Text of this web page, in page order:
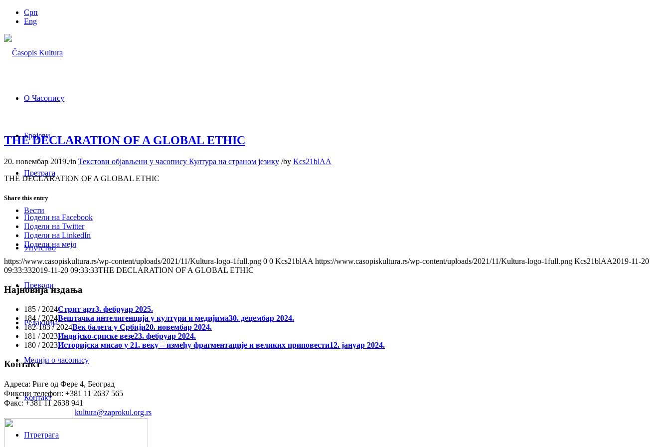
Срп
Eng
О Часопису
Бројеви
Претрага
Вести
Упутство
Преводи
Редакција
Медији о часопису
Контакт
Птретрага
THE DECLARATION OF A GLOBAL ETHIC
20. новембар 2019./in Текстови објављени у часопису Култура на страном језику /by Kcs21blAA
THE DECLARATION OF A GLOBAL ETHIC
Share this entry
Подели на Facebook
Подели на Twitter
Подели на LinkedIn
Подели на мејл
https://www.casopiskultura.rs/wp-content/uploads/2021/11/Kultura-logo-1full.png 0 0 Kcs21blAA https://www.casopiskultura.rs/wp-content/uploads/2021/11/Kultura-logo-1full.png Kcs21blAA2019-11-20
09:33:332019-11-20 09:33:33THE DECLARATION OF A GLOBAL ETHIC
Најновија издања
185 / 2024Стрит арт3. фебруар 2025.
184 / 2024Вештачка интелигенција у култури и медијима30. децембар 2024.
182-183 / 2024Век балета у Србији20. новембар 2024.
181 / 2023Индијско-српске везе23. фебруар 2024.
180 / 2023Историјска мисао у 21. веку – између фрагментације и великих приповести12. јануар 2024.
Контакт
Адреса: Риге од Фере 4, Београд
Фиксни телефон: +381 11 2637 565
Факс: +381 11 2638 941
kultura@zaprokul.org.rs